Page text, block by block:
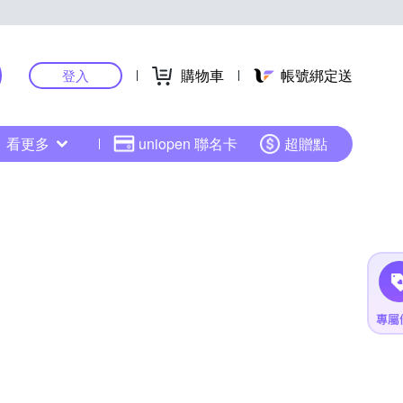
登入 購物車 帳號綁定送
看更多 uniopen 聯名卡 超贈點